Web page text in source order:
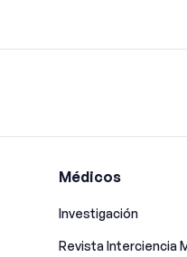
Médicos
Investigación
Revista Interciencia